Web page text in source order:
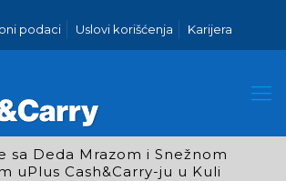
podaci Uslovi korišćenja Karijera
sa Deda Mrazom i Snežnom
uPlus Cash&Carry-ju u Kuli